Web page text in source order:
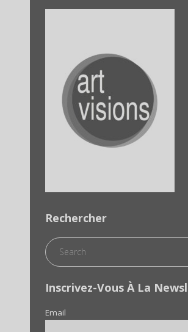
Rechercher
Inscrivez-Vous À La
Email